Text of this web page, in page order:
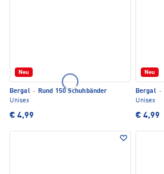
Neu
Bergal · Rund 150 Schuhbänder
Unisex
€ 4,99
Neu
Bergal ·
Unisex
€ 4,99